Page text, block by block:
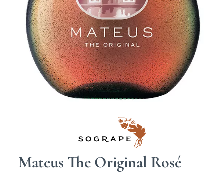
Mateus The Original Rosé